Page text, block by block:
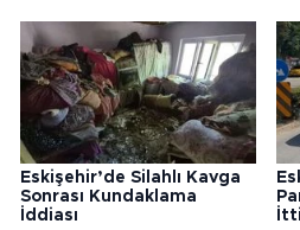
Eskişehir’de Silahlı Kavga
Sonrası Kundaklama
İddiası
İtti